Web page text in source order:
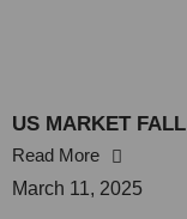
US MARKET FALL
Read More
March 11, 2025